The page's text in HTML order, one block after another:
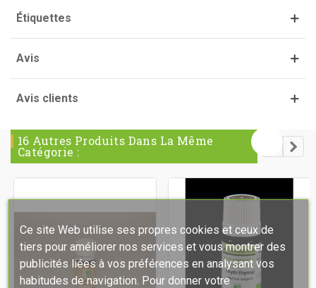
Étiquettes
Avis
Avis clients
16 Autres Produits Dans La Même
Catégorie :
Ce site Web utilise ses propres cookies et ceux de
tiers pour améliorer nos services et vous montrer des
publicités liées à vos préférences en analysant vos
habitudes de navigation. Pour donner votre